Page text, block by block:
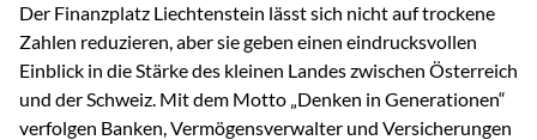
Der Finanzplatz Liechtenstein lässt sich nicht auf trockene
Zahlen reduzieren, aber sie geben einen eindrucksvollen
Einblick in die Stärke des kleinen Landes zwischen Österreich
und der Schweiz. Mit dem Motto „Denken in Generationen“
verfolgen Banken, Vermögensverwalter und Versicherungen